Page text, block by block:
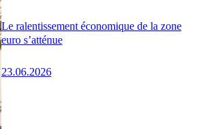
Le ralentissement économique de la zone
euro s’atténue
23.06.2026